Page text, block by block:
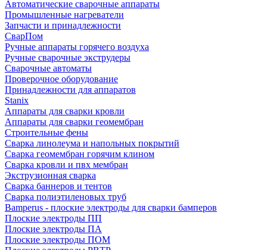
Автоматические сварочные аппараты
Промышленные нагреватели
Запчасти и принадлежности
СварПом
Ручные аппараты горячего воздуха
Ручные сварочные экструдеры
Сварочные автоматы
Проверочное оборудование
Принадлежности для аппаратов
Stanix
Аппараты для сварки кровли
Аппараты для сварки геомембран
Строительные фены
Сварка линолеума и напольных покрытий
Сварка геомембран горячим клином
Сварка кровли и пвх мембран
Экструзионная сварка
Сварка баннеров и тентов
Сварка полиэтиленовых труб
Bamperus - плоские электроды для сварки бамперов
Плоские электроды ПП
Плоские электроды ПА
Плоские электроды ПОМ